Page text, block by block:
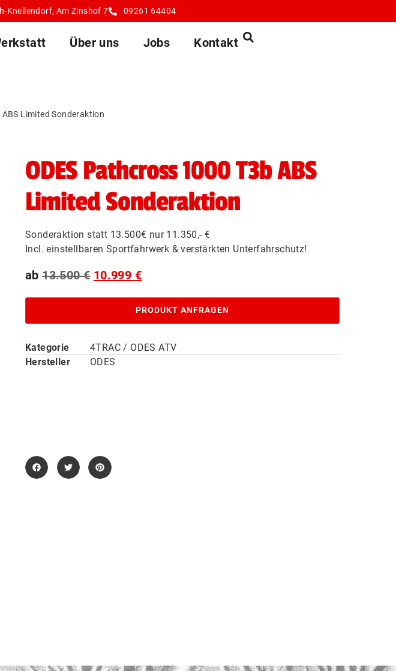
Knellendorf, Am Zinshof 7 09261 64404
Über uns Jobs Kontakt
Limited Sonderaktion
ODES Pathcross 1000 T3b ABS
Limited Sonderaktion
Sonderaktion statt 13.500€ nur 11.350,- €
Incl. einstellbaren Sportfahrwerk & verstärkten Unterfahrschutz!
13.500€ 10.999 €
PRODUKT ANFRAGEN
Kategorie
4TRAC / ODES ATV
Hersteller
ODES